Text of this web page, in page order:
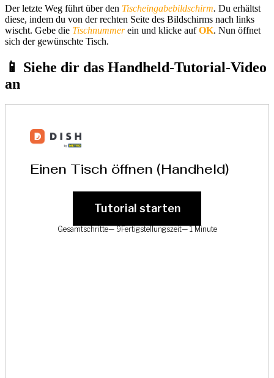
Der letzte Weg führt über den Tischeingabebildschirm. Du erhältst
diese, indem du von der rechten Seite des Bildschirms nach links
wischt. Gebe die Tischnummerein und klicke aufOK. Nun öffnet
sich der gewünschte Tisch.
📱 Siehe dir das Handheld-Tutorial-Video
an